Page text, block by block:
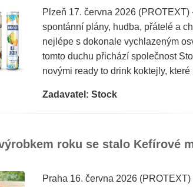
Plzeň 17. června 2026 (PROTEXT)
spontánní plány, hudba, přátelé a
nejlépe s dokonale vychlazeným
tomto duchu přichází společnost
novými ready to drink koktejly, které
Zadavatel: Stock
roku se stalo Kefírové
Praha 16. června 2026